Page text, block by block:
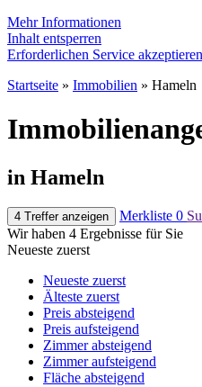
Mehr Informationen
Inhalt entsperren
Erforderlichen Service
Startseite » Immobilien » Hameln
in Hameln
4 Treffer anzeigen Merkliste 0
Wir haben 4 Ergebnisse für Sie
Neueste zuerst
Neueste zuerst
Älteste zuerst
Preis absteigend
Preis aufsteigend
Zimmer absteigend
Zimmer aufsteigend
Fläche absteigend